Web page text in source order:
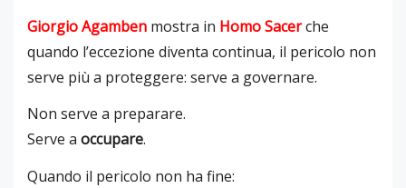
Giorgio Agamben mostra in Homo Sacerche
quando l’eccezione diventa continua, il pericolo non
serve più a proteggere: serve a governare.
Non serve a preparare.
Serve a occupare.
Quando il pericolo non ha fine: